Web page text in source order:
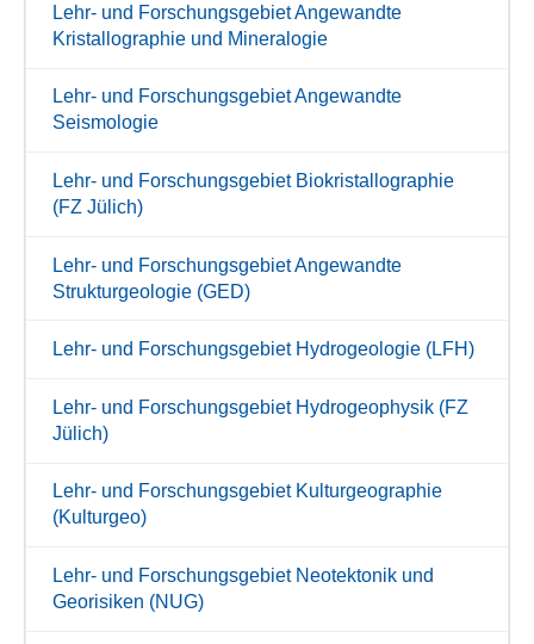
Lehr- und Forschungsgebiet Angewandte
Kristallographie und Mineralogie
Lehr- und Forschungsgebiet Angewandte
Seismologie
Lehr- und Forschungsgebiet Biokristallographie
(FZ Jülich)
Lehr- und Forschungsgebiet Angewandte
Strukturgeologie (GED)
Lehr- und Forschungsgebiet Hydrogeologie (LFH)
Lehr- und Forschungsgebiet Hydrogeophysik (FZ
Jülich)
Lehr- und Forschungsgebiet Kulturgeographie
(Kulturgeo)
Lehr- und Forschungsgebiet Neotektonik und
Georisiken (NUG)